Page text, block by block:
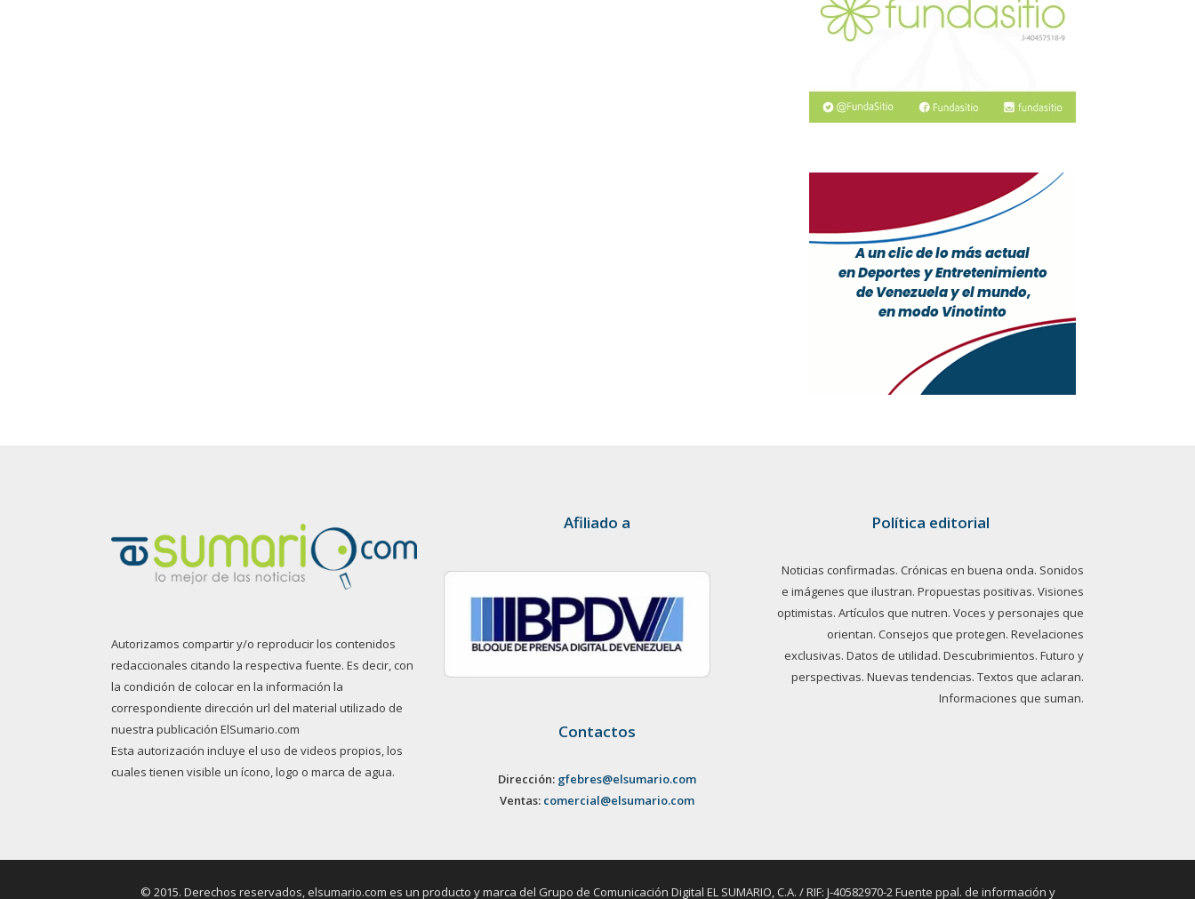
Autorizamos compartir y/o reproducir los contenidos
redaccionales citando la respectiva fuente. Es decir, con
la condición de colocar en la información la
correspondiente dirección url del material utilizado de
nuestra publicación ElSumario.com
Esta autorización incluye el uso de videos propios, los
cuales tienen visible un ícono, logo o marca de agua.
Afiliado a
Contactos
Dirección: gfebres@elsumario.com
Ventas: comercial@elsumario.com
Política editorial
Noticias confirmadas. Crónicas en buena onda. Sonidos
e imágenes que ilustran. Propuestas positivas. Visiones
optimistas. Artículos que nutren. Voces y personajes que
orientan. Consejos que protegen. Revelaciones
exclusivas. Datos de utilidad. Descubrimientos. Futuro y
perspectivas. Nuevas tendencias. Textos que aclaran.
Informaciones que suman.
© 2015. Derechos reservados, elsumario.com es un producto y marca del Grupo de Comunicación Digital EL SUMARIO, C.A. / RIF: J-40582970-2 Fuente ppal. de información y